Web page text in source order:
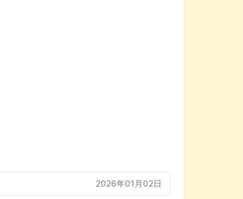
2026年01月02日